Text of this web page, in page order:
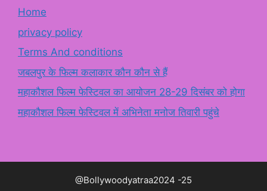
Home
privacy policy
Terms And conditions
जबलपुर के फिल्म कलाकार कौन कौन से हैं
महाकौशल फिल्म फेस्टिवल का आयोजन 28-29 दिसंबर को होगा
महाकौशल फिल्म फेस्टिवल में अभिनेता मनोज तिवारी पहुंचे
@Bollywoodyatraa2024 -25